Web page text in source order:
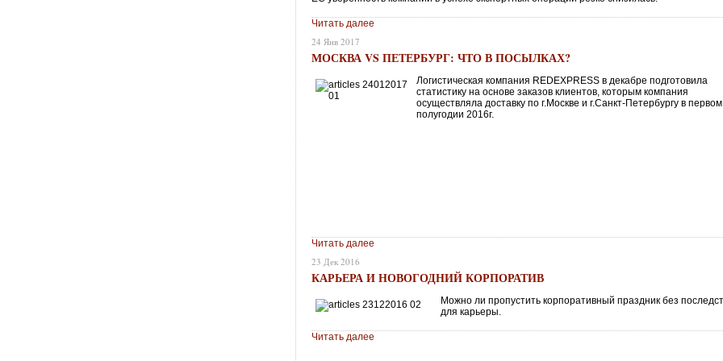
Читать далее
24 Янв 2017
МОСКВА VS ПЕТЕРБУРГ: ЧТО В ПОСЫЛКАХ?
Логистическая компания REDEXPRESS в декабре подготовила
статистику на основе заказов клиентов, которым компания
осуществляла доставку по г.Москве и г.Санкт-Петербургу в первом
полугодии 2016г.
Читать далее
23 Дек 2016
КАРЬЕРА И НОВОГОДНИЙ КОРПОРАТИВ
Можно ли пропустить корпоративный праздник без
для карьеры.
Читать далее